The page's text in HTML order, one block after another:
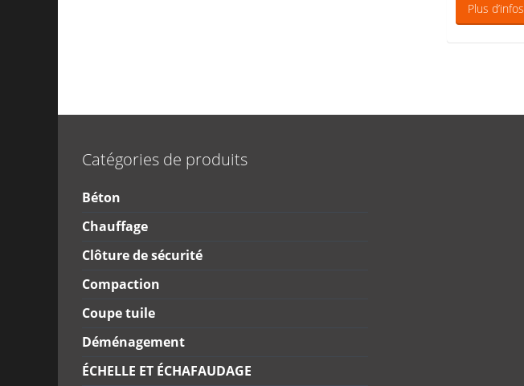
Plus d’infos
Catégories de produits
Béton
Chauffage
Clôture de sécurité
Compaction
Coupe tuile
Déménagement
ÉCHELLE ET ÉCHAFAUDAGE